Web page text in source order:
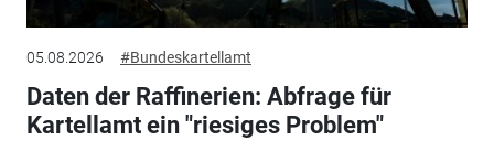
05.08.2026 #Bundeskartellamt
Daten der Raffinerien: Abfrage für
Kartellamt ein "riesiges Problem"